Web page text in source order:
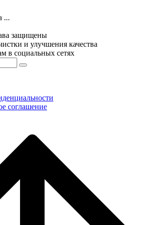
...
защищены
и улучшения качества
в социальных сетях
соглашение